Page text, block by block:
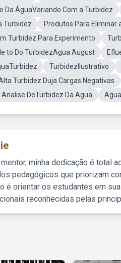
Da ÁguaVariando Com a Turbidez
Turbidez
Produtos Para Eliminar
Turbidez Para Experimento
to Do TurbidezAgua August
TurbidezIlustrativo
Turbidez Duja Cargas Negativas
DeTurbidez Da Agua
minha dedicação é total
pedagógicos que priorizam
é orientar os estudantes em
reconhecidas pelas